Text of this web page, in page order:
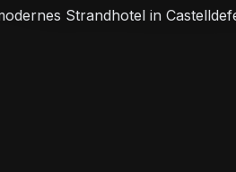
Strandhotel in